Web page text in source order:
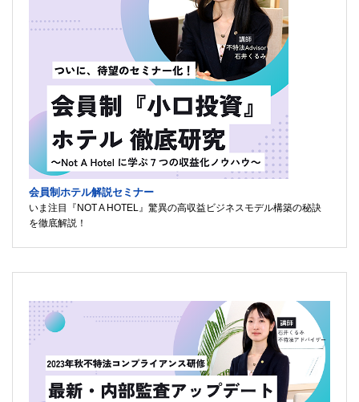
会員制ホテル解説セミナー
いま注目『NOT A HOTEL』驚異の高収益ビジネスモデル構築の秘訣
を徹底解説！